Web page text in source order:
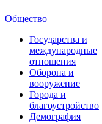
Общество
Государства и
международные
отношения
Оборона и
вооружение
Города и
благоустройство
Демография